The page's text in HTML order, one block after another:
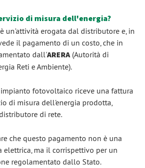
di misura dell'energia?
un'attività erogata dal distributore e, in
il pagamento di un costo, che in
dall'ARERA(Autorità di
Reti e Ambiente).
fotovoltaico riceve una fattura
di misura dell'energia prodotta,
di rete.
che questo pagamento non è una
elettrica, ma il corrispettivo per un
regolamentato dallo Stato.